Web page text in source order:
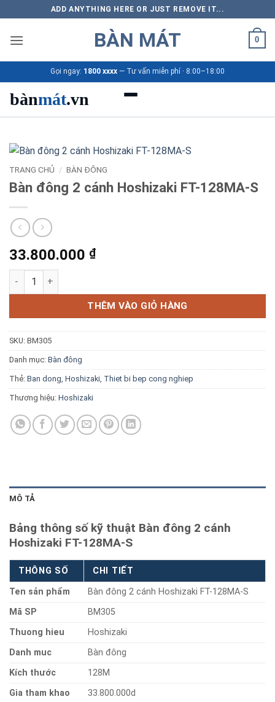
qua
nội
ADD ANYTHING HERE OR JUST REMOVE IT...
BÀN MÁT 0
Gọi ngay: 1800 xxxx — Tư vấn miễn phí · 8:00–18:00
bànmát.vn
Sản phẩm
Thương hiệu
Bảng giá 2026
Ứng dụng
Blog kiến thức
Liên hệ
TRANG CHỦ / BÀN ĐÔNG
Bàn đông 2 cánh Hoshizaki FT-128MA-S
33.800.000 ₫
Bàn đông 2 cánh Hoshizaki FT-128MA-S số lượng
THÊM VÀO GIỎ HÀNG
SKU: BM305
Danh mục: Bàn đông
Thẻ: Ban dong Hoshizaki Thiet bi bep cong nghiep
Thương hiệu: Hoshizaki
MÔ TẢ
Bảng thông số kỹ thuật Bàn đông 2 cánh
Hoshizaki FT-128MA-S
THÔNG SỐ
CHI TIẾT
Ten sản phẩm
Bàn đông 2 cánh Hoshizaki FT-128MA-S
Mã SP
BM305
Thuong hieu
Hoshizaki
Danh muc
Bàn đông
Kích thước
128M
Gia tham khao
33.800.000d